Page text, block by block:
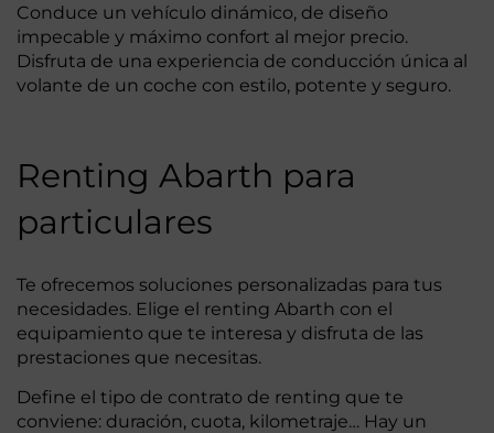
Conduce un vehículo dinámico, de diseño
impecable y máximo confort al mejor precio.
Disfruta de una experiencia de conducción única al
volante de un coche con estilo, potente y seguro.
Renting Abarth para
particulares
Te ofrecemos soluciones personalizadas para tus
necesidades. Elige el renting Abarth con el
equipamiento que te interesa y disfruta de las
prestaciones que necesitas.
Define el tipo de contrato de renting que te
conviene: duración, cuota, kilometraje… Hay un